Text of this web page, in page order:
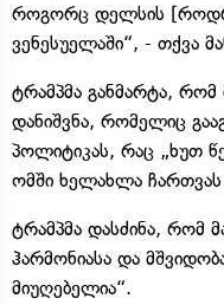
როგორც დელსის
ვენესუელაში“, - თქვა
ტრამპმა განმარტა,
დანიშვნა, რომელიც
პოლიტიკას, რაც „ხუთ
ომში ხელახლა ჩართვას
ტრამპმა დასძინა, რომ
ჰარმონიასა და
მიუღებელია“.